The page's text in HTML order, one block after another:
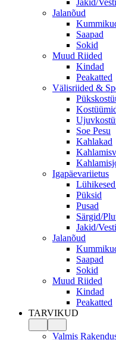
Jakid/
Jalanõud
Saapad
Sokid
Muud Riided
Kindad
Peakatted
Välisriided &
Soe Pesu
Kahlakad
Igapäevariietus
Püksid
Pusad
Särgid/
Jakid/
Jalanõud
Saapad
Sokid
Muud Riided
Kindad
Peakatted
TARVIKUD
Valmis